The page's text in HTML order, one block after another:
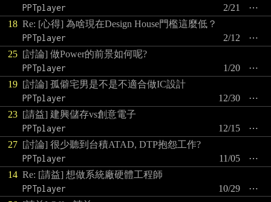
PPTplayer
⋯
2/21
18 Re: [心得] 為啥現在Design House門檻這麼低？
PPTplayer
⋯
2/12
25 [討論] 做Power的前景如何呢?
PPTplayer
⋯
1/20
19 [討論] 孤僻宅男是不是不適合做IC設計
PPTplayer
⋯
12/30
23 [請益] 建興儲存vs創意電子
PPTplayer
⋯
12/15
27 [討論] 很少聽到台積ATAD, DTP抱怨工作?
PPTplayer
⋯
11/05
14 Re: [請益] 想做系統廠硬體工程師
PPTplayer
⋯
10/29